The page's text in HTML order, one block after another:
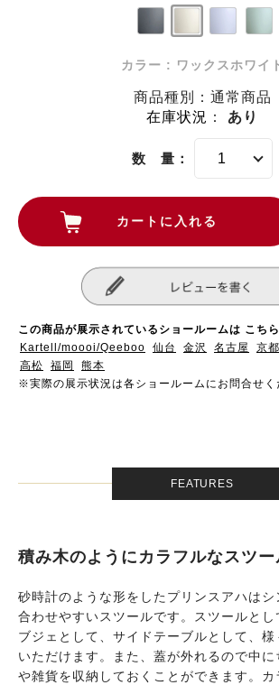
カラー : ワックスホワイ
商品種別：通常商品
在庫状況 ： あり
数 量：
この商品が展示されているショールームは こちら
Kartell/moooi/Qeeboo
仙台 金沢 名古屋 京都
高松
福岡
熊本
※実際の展示状況は各ショールームにお問合せく
FEATURES
積み木のようにカラフルなスツー
砂時計のような形をしたプリンスアハはシ
合わせやすいスツールです。スツールとし
ブジェとして、サイドテーブルとして、
いただけます。また、蓋が外れるので中
や雑貨を収納しておくことができます。カ